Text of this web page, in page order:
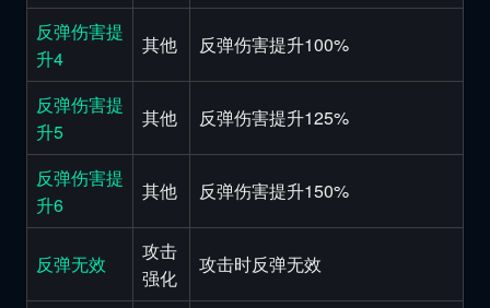
反弹伤害提
升4
其他 反弹伤害提升100%
反弹伤害提
升5
其他 反弹伤害提升125%
反弹伤害提
升6
其他 反弹伤害提升150%
反弹无效
攻击
强化
攻击时反弹无效